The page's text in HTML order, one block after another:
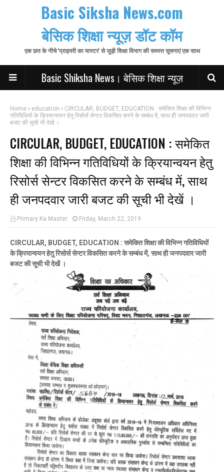
Basic Siksha News.com
बेसिक शिक्षा न्यूज़ डॉट कॉम
एक छत के नीचे 'प्राइमरी का मास्टर' से जुड़ी शिक्षा विभाग की समस्त सूचनाएं एक साथ
Basic Shiksha News। बेसिक शिक्षा न्यूज़
Home education
CIRCULAR, BUDGET, EDUCATION : समेकित शिक्षा की विभिन्न
गतिविधियों के क्रियान्वयन हेतु रिसोर्स सेन्टर विकसित करने के सम्बंध में, साथ ही जनपदवार जारी
बजट की सूची भी देखें ।
CIRCULAR, BUDGET, EDUCATION : समेकित
शिक्षा की विभिन्न गतिविधियों के क्रियान्वयन हेतु
रिसोर्स सेन्टर विकसित करने के सम्बंध में, साथ
ही जनपदवार जारी बजट की सूची भी देखें ।
Primary Ka Master Friday, March 22, 2019
CIRCULAR, BUDGET, EDUCATION : समेकित शिक्षा की विभिन्न गतिविधियों
के क्रियान्वयन हेतु रिसोर्स सेन्टर विकसित करने के सम्बंध में, साथ ही जनपदवार जारी
बजट की सूची भी देखें ।